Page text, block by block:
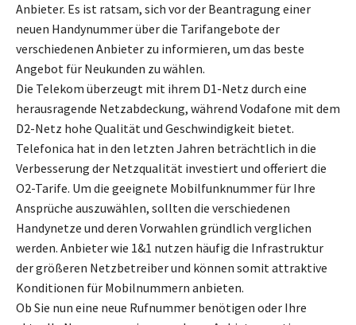
Anbieter. Es ist ratsam, sich vor der Beantragung einer
neuen Handynummer über die Tarifangebote der
verschiedenen Anbieter zu informieren, um das beste
Angebot für Neukunden zu wählen.
Die Telekom überzeugt mit ihrem D1-Netz durch eine
herausragende Netzabdeckung, während Vodafone mit dem
D2-Netz hohe Qualität und Geschwindigkeit bietet.
Telefonica hat in den letzten Jahren beträchtlich in die
Verbesserung der Netzqualität investiert und offeriert die
O2-Tarife. Um die geeignete Mobilfunknummer für Ihre
Ansprüche auszuwählen, sollten die verschiedenen
Handynetze und deren Vorwahlen gründlich verglichen
werden. Anbieter wie 1&1 nutzen häufig die Infrastruktur
der größeren Netzbetreiber und können somit attraktive
Konditionen für Mobilnummern anbieten.
Ob Sie nun eine neue Rufnummer benötigen oder Ihre